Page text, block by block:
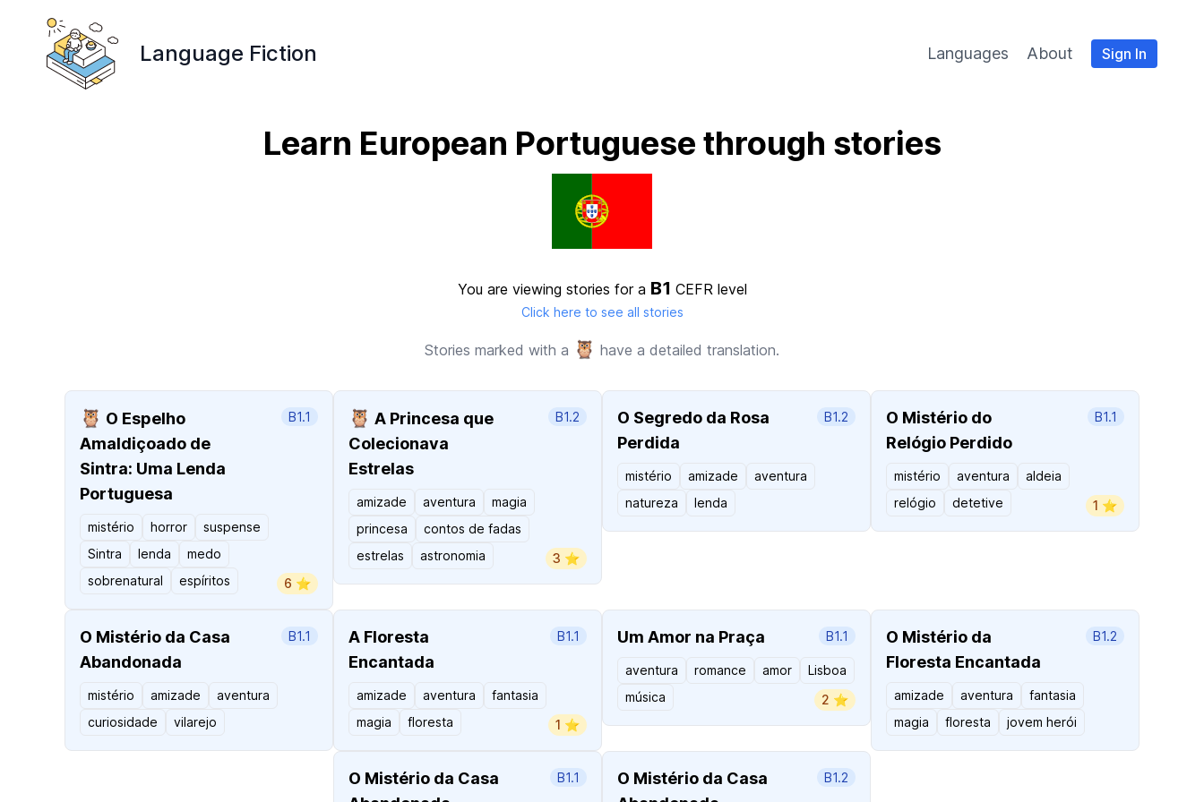
Language Fiction Languages About Sign In
Learn European Portuguese through stories
You are viewing stories for a B1 CEFR level
Click here to see all stories
Stories marked with a 🦉 have a detailed translation.
🦉 O Espelho
Amaldiçoado de
Sintra: Uma Lenda
Portuguesa
B1.1
mistério horror
suspense
Sintra
lenda
medo
sobrenatural
espíritos 6 ⭐️
🦉 A Princesa que
Colecionava
Estrelas
B1.2
amizade aventura
magia
princesa
contos de fadas
estrelas
astronomia 3 ⭐️
O Segredo da Rosa
Perdida
B1.2
mistério amizade
aventura
natureza
lenda
O Mistério do
Relógio Perdido
B1.1
mistério aventura
aldeia
relógio
detetive 1 ⭐️
O Mistério da Casa
Abandonada
B1.1
mistério amizade
aventura
curiosidade
vilarejo
A Floresta
Encantada
B1.1
amizade aventura
fantasia
magia
floresta 1 ⭐️
Um Amor na Praça B1.1
aventura romance amor
Lisboa
música
2 ⭐️
O Mistério da
Floresta Encantada
B1.2
amizade aventura
fantasia
magia
floresta jovem herói
O Mistério da Casa
B1.1
O Mistério da Casa
B1.2